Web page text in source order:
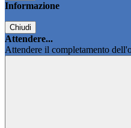
Informazione
Chiudi
Attendere...
Attendere il completamento